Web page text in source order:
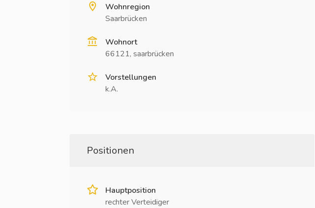
Wohnregion
Saarbrücken
Wohnort
66121, saarbrücken
Vorstellungen
k.A.
Positionen
Hauptposition
rechter Verteidiger